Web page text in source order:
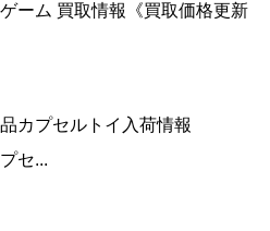
ゲーム 買取情報《買取価格更新
品カプセルトイ入荷情報
セ...